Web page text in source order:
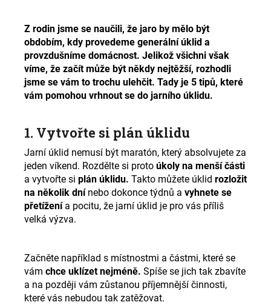
Z rodin jsme se naučili, že jaro by mělo být
obdobím, kdy provedeme generální úklid a
provzdušníme domácnost. Jelikož všichni však
víme, že začít může být někdy nejtěžší, rozhodli
jsme se vám to trochu ulehčit. Tady je 5 tipů, které
vám pomohou vrhnout se do jarního úklidu.
1. Vytvořte si plán úklidu
Jarní úklid nemusí být maratón, který absolvujete za
jeden víkend. Rozdělte si proto úkoly na menší části
a vytvořte si plán úklidu. Takto můžete úklid rozložit
na několik dní nebo dokonce týdnů a vyhnete se
přetíženía pocitu, že jarní úklid je pro vás příliš
velká výzva.
Začněte například s místnostmi a částmi, které se
vám chce uklízet nejméně. Spíše se jich tak zbavíte
a na později vám zůstanou příjemnější činnosti,
které vás nebudou tak zatěžovat.